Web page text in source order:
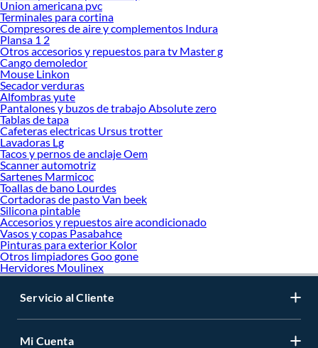
Union americana pvc
Terminales para cortina
Compresores de aire y complementos Indura
Plansa 1 2
Otros accesorios y repuestos para tv Master g
Cango demoledor
Mouse Linkon
Secador verduras
Alfombras yute
Pantalones y buzos de trabajo Absolute zero
Tablas de tapa
Cafeteras electricas Ursus trotter
Lavadoras Lg
Tacos y pernos de anclaje Oem
Scanner automotriz
Sartenes Marmicoc
Toallas de bano Lourdes
Cortadoras de pasto Van beek
Silicona pintable
Accesorios y repuestos aire acondicionado
Vasos y copas Pasabahce
Pinturas para exterior Kolor
Otros limpiadores Goo gone
Hervidores Moulinex
Servicio al Cliente
Mi Cuenta